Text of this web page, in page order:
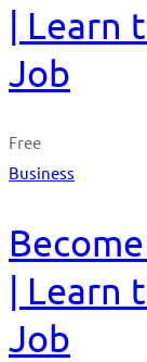
| Learn
Job
Free
Business
|
Job